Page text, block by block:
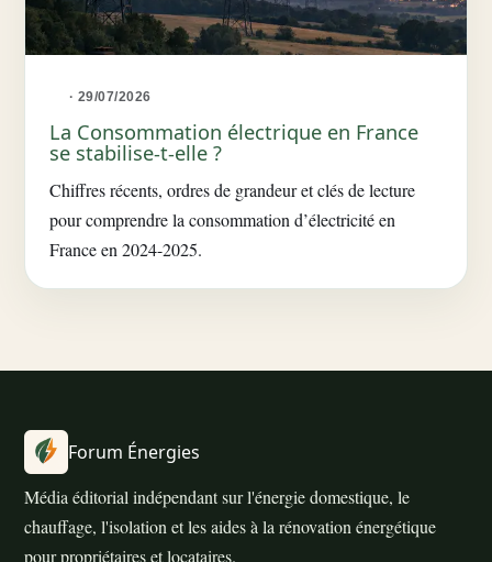
· 29/07/2026
La Consommation électrique en France
se stabilise-t-elle ?
Chiffres récents, ordres de grandeur et clés de lecture
pour comprendre la consommation d’électricité en
France en 2024-2025.
Forum Énergies
Média éditorial indépendant sur l'énergie domestique, le
chauffage, l'isolation et les aides à la rénovation énergétique
pour propriétaires et locataires.